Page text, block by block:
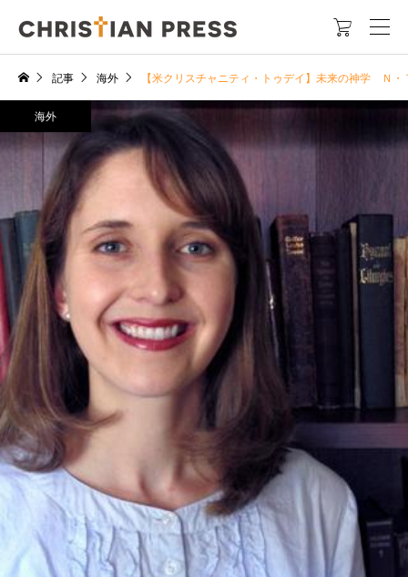

記事 海外 【米クリスチャニティ・トゥデイ】未来の神学 Ｎ・
海外